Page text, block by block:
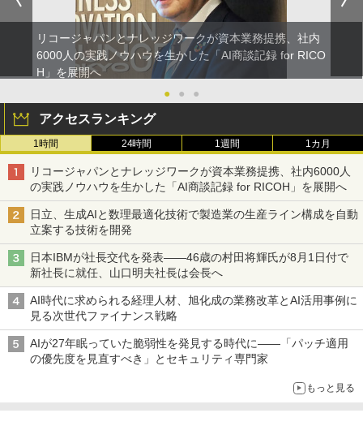
リコージャパンとナレッジワークが資本業務提携、社内
6000人の実践ノウハウを生かした「AI商談記録 for RICO
H」を展開へ
●
● ●
アクセスランキング
1時間 24時間 1週間 1カ月
リコージャパンとナレッジワークが資本業務提携、社内6000人
の実践ノウハウを生かした「AI商談記録 for RICOH」を展開へ
日立、生成AIと数理最適化技術で製造業の生産ライン構成を自動
立案する技術を開発
日本IBMが社長交代を発表――46歳の村田将輝氏が8月1日付で
新社長に就任、山口明夫社長は会長へ
AI時代に求められる経理人材、旭化成の業務改革とAI活用事例に
見る次世代ファイナンス戦略
AIが27年眠っていた脆弱性を発見する時代に――「パッチ適用
の優先度を見直すべき」とセキュリティ専門家
もっと見る